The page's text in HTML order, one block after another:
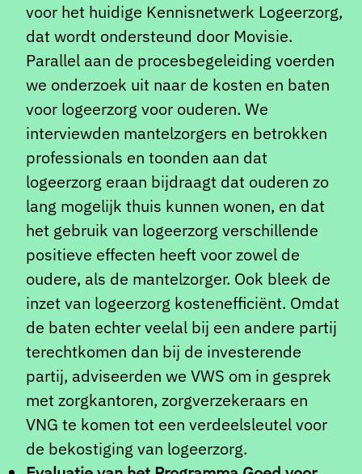
voor het huidige Kennisnetwerk Logeerzorg,
dat wordt ondersteund door Movisie.
Parallel aan de procesbegeleiding voerden
we onderzoek uit naar de kosten en baten
voor logeerzorg voor ouderen. We
interviewden mantelzorgers en betrokken
professionals en toonden aan dat
logeerzorg eraan bijdraagt dat ouderen zo
lang mogelijk thuis kunnen wonen, en dat
het gebruik van logeerzorg verschillende
positieve effecten heeft voor zowel de
oudere, als de mantelzorger. Ook bleek de
inzet van logeerzorg kostenefficiënt. Omdat
de baten echter veelal bij een andere partij
terechtkomen dan bij de investerende
partij, adviseerden we VWS om in gesprek
met zorgkantoren, zorgverzekeraars en
VNG te komen tot een verdeelsleutel voor
de bekostiging van logeerzorg.